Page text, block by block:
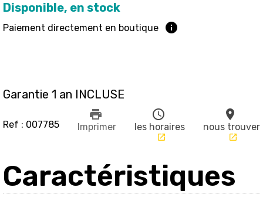
Disponible, en stock
Paiement directement en boutique info
Garantie 1 an INCLUSE
Ref : 007785
print
Imprimer
schedule
les horaires
launch
place
nous trouver
launch
Caractéristiques